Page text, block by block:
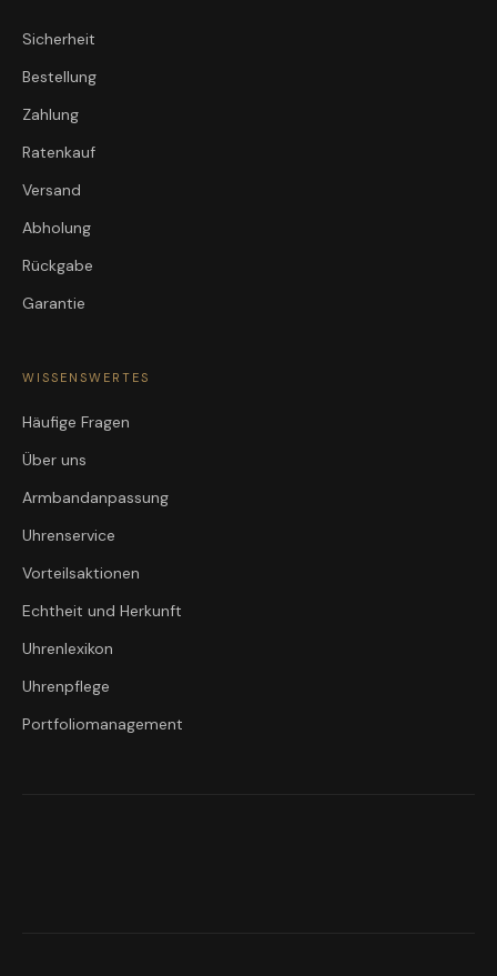
Sicherheit
Bestellung
Zahlung
Ratenkauf
Versand
Abholung
Rückgabe
Garantie
WISSENSWERTES
Häufige Fragen
Über uns
Armbandanpassung
Uhrenservice
Vorteilsaktionen
Echtheit und Herkunft
Uhrenlexikon
Uhrenpflege
Portfoliomanagement